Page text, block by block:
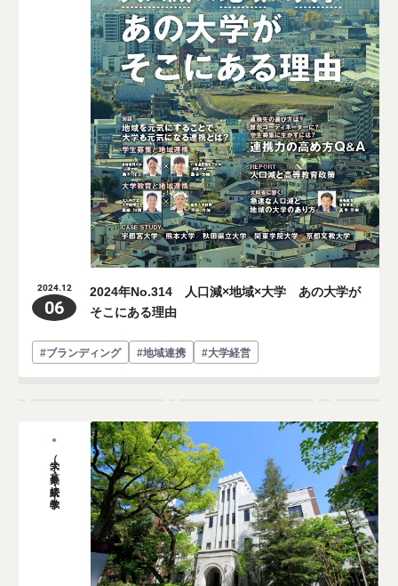
2024.12
06
2024年No.314 人口減×地域×大学 あの大学が
そこにある理由
#ブランディング #地域連携 #大学経営
大学（募集・接続・教学）